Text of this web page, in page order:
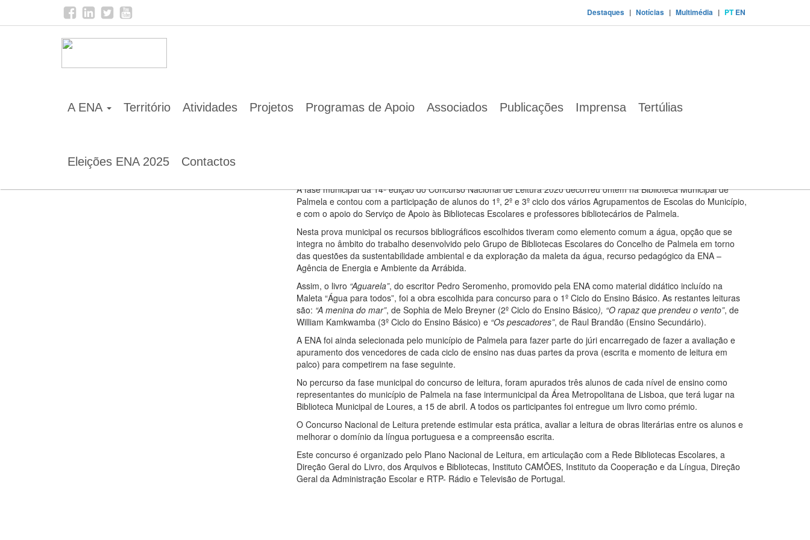
Destaques | Notícias | Multimédia | PT EN
A ENA Território Atividades Projetos Programas de Apoio Associados Publicações Imprensa Tertúlias
Eleições ENA 2025 Contactos
Home
A fase municipal da 14ª edição do Concurso Nacional de Leitura 2020 decorreu ontem na Biblioteca Municipal de
Palmela e contou com a participação de alunos do 1º, 2º e 3º ciclo dos vários Agrupamentos de Escolas do Município,
e com o apoio do Serviço de Apoio às Bibliotecas Escolares e professores bibliotecários de Palmela.
Nesta prova municipal os recursos bibliográficos escolhidos tiveram como elemento comum a água, opção que se
integra no âmbito do trabalho desenvolvido pelo Grupo de Bibliotecas Escolares do Concelho de Palmela em torno
das questões da sustentabilidade ambiental e da exploração da maleta da água, recurso pedagógico da ENA –
Agência de Energia e Ambiente da Arrábida.
Assim, o livro “Aguarela”, do escritor Pedro Seromenho, promovido pela ENA como material didático incluído na
Maleta “Água para todos”, foi a obra escolhida para concurso para o 1º Ciclo do Ensino Básico. As restantes leituras
são: “A menina do mar”, de Sophia de Melo Breyner (2º Ciclo do Ensino Básico), “O rapaz que prendeu o vento”, de
William Kamkwamba (3º Ciclo do Ensino Básico) e “Os pescadores”, de Raul Brandão (Ensino Secundário).
A ENA foi ainda selecionada pelo município de Palmela para fazer parte do júri encarregado de fazer a avaliação e
apuramento dos vencedores de cada ciclo de ensino nas duas partes da prova (escrita e momento de leitura em
palco) para competirem na fase seguinte.
No percurso da fase municipal do concurso de leitura, foram apurados três alunos de cada nível de ensino como
representantes do município de Palmela na fase intermunicipal da Área Metropolitana de Lisboa, que terá lugar na
Biblioteca Municipal de Loures, a 15 de abril. A todos os participantes foi entregue um livro como prémio.
O Concurso Nacional de Leitura pretende estimular esta prática, avaliar a leitura de obras literárias entre os alunos e
melhorar o domínio da língua portuguesa e a compreensão escrita.
Este concurso é organizado pelo Plano Nacional de Leitura, em articulação com a Rede Bibliotecas Escolares, a
Direção Geral do Livro, dos Arquivos e Bibliotecas, Instituto CAMÕES, Instituto da Cooperação e da Língua, Direção
Geral da Administração Escolar e RTP- Rádio e Televisão de Portugal.